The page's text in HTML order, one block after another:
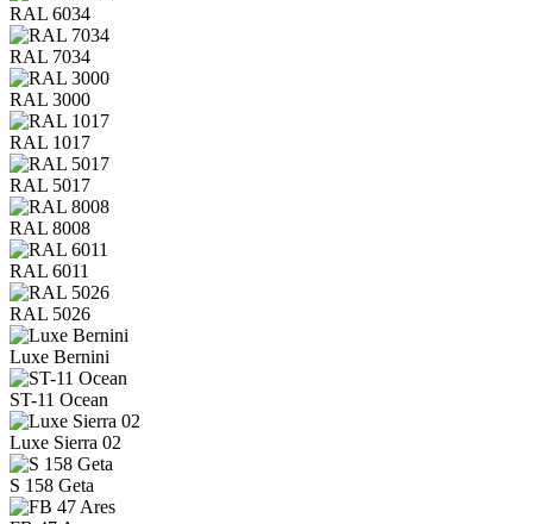
RAL 6034
RAL 7034
RAL 3000
RAL 1017
RAL 5017
RAL 8008
RAL 6011
RAL 5026
Luxe Bernini
ST-11 Ocean
Luxe Sierra 02
S 158 Geta